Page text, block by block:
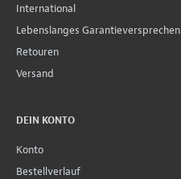
International
Lebenslanges Garantieversprechen
Retouren
Versand
DEIN KONTO
Konto
Bestellverlauf